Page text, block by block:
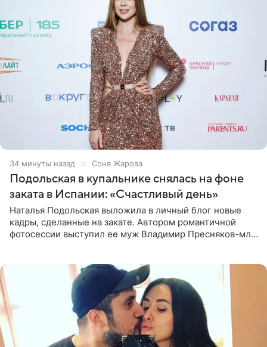
34 минуты назад Соня Жарова
Подольская в купальнике снялась на фоне
заката в Испании: «Счастливый день»
Наталья Подольская выложила в личный блог новые
кадры, сделанные на закате. Автором романтичной
фотосессии выступил ее муж Владимир Пресняков-мл.